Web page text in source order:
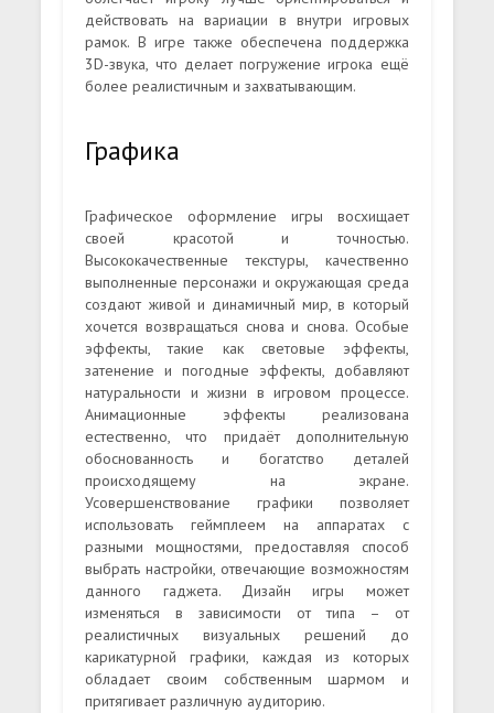
действовать на вариации в внутри игровых
рамок. В игре также обеспечена поддержка
3D-звука, что делает погружение игрока ещё
более реалистичным и захватывающим.
Графика
Графическое оформление игры восхищает
своей красотой и точностью.
Высококачественные текстуры, качественно
выполненные персонажи и окружающая среда
создают живой и динамичный мир, в который
хочется возвращаться снова и снова. Особые
эффекты, такие как световые эффекты,
затенение и погодные эффекты, добавляют
натуральности и жизни в игровом процессе.
Анимационные эффекты реализована
естественно, что придаёт дополнительную
обоснованность и богатство деталей
происходящему на экране.
Усовершенствование графики позволяет
использовать геймплеем на аппаратах с
разными мощностями, предоставляя способ
выбрать настройки, отвечающие возможностям
данного гаджета. Дизайн игры может
изменяться в зависимости от типа – от
реалистичных визуальных решений до
карикатурной графики, каждая из которых
обладает своим собственным шармом и
притягивает различную аудиторию.